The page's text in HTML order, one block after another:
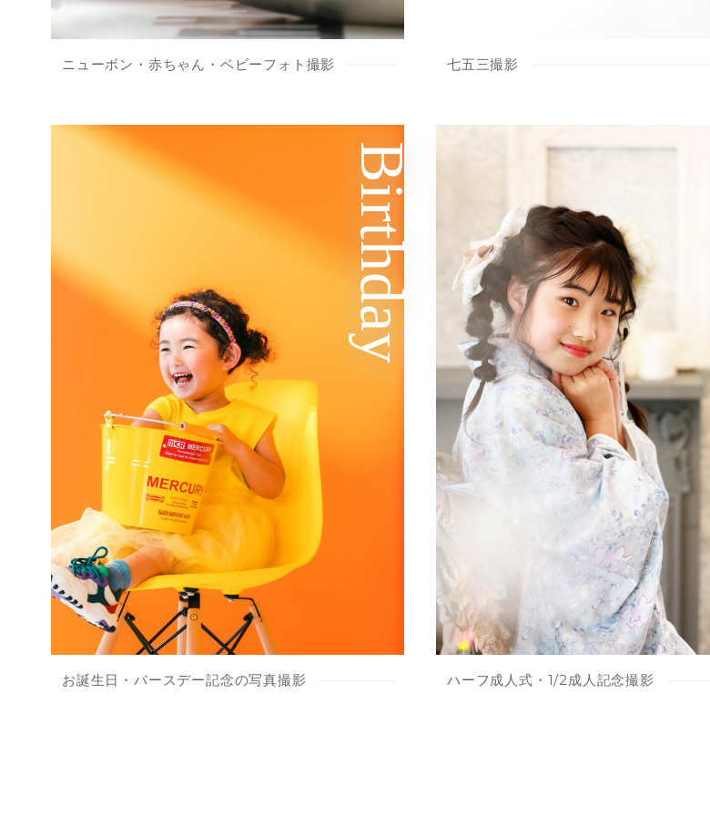
ニューボン・赤ちゃん・ベビーフォト撮影 七五三撮影
Birthday
お誕生日・バースデー記念の写真撮影 ハーフ成人式・1/2成人記念撮影